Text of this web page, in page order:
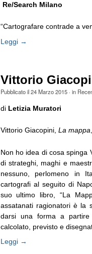
Re/Search Milano
“Cartografare contrade a
Leggi →
Vittorio
Pubblicato il24 Marzo 2015· in
di Letizia Muratori
Vittorio Giacopini, La mappa
Non ho idea di cosa spinga
di strateghi, maghi e
nessuno, perlomeno in
cartografi al seguito di
suo ultimo libro, “La
assatanati ragionatori è la
darsi una forma a
calcolato, previsto e
Leggi →